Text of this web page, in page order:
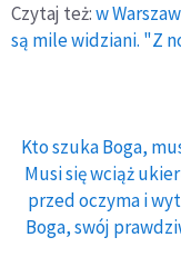
Czytaj też:w
są mile widziani. "Z
Kto szuka Boga,
Musi się wciąż
przed oczyma i
Boga, swój